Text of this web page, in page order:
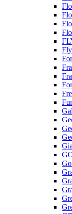
Flo